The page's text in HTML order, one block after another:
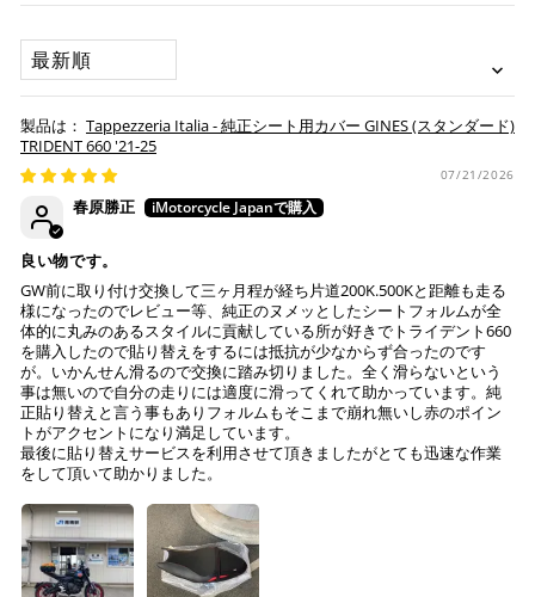
承諾
本サービスをご利用いただく場合、下記事項について同意い
ただいたものとみなします。
納期について
お預かりするシートは間違いなく該当車種専用の純正シ
ートで、加工をしていない
純正シートにダメージはない (シートベースの歪みや割
注意事項
Tappezzeria Italia製品は、純正シートの形状に合わせて
製造されておりますが、シートの状態により弊社で作業
不可と判断した場合には、ご連絡の上返送させていただ
く場合もございます。
送っていただいた純正シートが、適合外の車両と発覚
し、それにより不具合等生じた際には、弊社は一切の責
任を負いません。
作業後、仕上がりを確認し発送させていただきますの
で、その後の張り直しについてはお受けできかねます。
「お得」な楽天ペイをご利用ください。
※ 楽天ポイントが貯まるのは楽天カード・楽天ポイン
ト・楽天ペイ残高でのお支払いに限ります。
※ 現在楽天ペイでご使用頂けるクレジットカードは
Visa、Mastercard、JCBのみです。
上記キャッシュレス決済アカウントからご希望のお支払
い方法をご選択頂き、クリックするだけで簡単に支払い
が完了します。
※ ご利用には事前にPayPay、Apple Payの利用登録が
コンビニ決済(事前決済)
ヤマト運輸になります。 配送会社の指定はできかねます。
SORT BY
Tappezzeria Italia - 純正シート用カバー GINES (スタンダード)
TRIDENT 660 '21-25
07/21/2026
春原勝正
良い物です。
GW前に取り付け交換して三ヶ月程が経ち片道200K.500Kと距離も走る
様になったのでレビュー等、純正のヌメッとしたシートフォルムが全
体的に丸みのあるスタイルに貢献している所が好きでトライデント660
を購入したので貼り替えをするには抵抗が少なからず合ったのです
が。いかんせん滑るので交換に踏み切りました。全く滑らないという
事は無いので自分の走りには適度に滑ってくれて助かっています。純
正貼り替えと言う事もありフォルムもそこまで崩れ無いし赤のポイン
トがアクセントになり満足しています。
最後に貼り替えサービスを利用させて頂きましたがとても迅速な作業
をして頂いて助かりました。